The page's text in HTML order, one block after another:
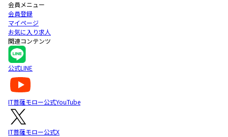
会員メニュー
会員登録
マイページ
お気に入り求人
関連コンテンツ
公式LINE
IT菩薩モロー公式YouTube
IT菩薩モロー公式X